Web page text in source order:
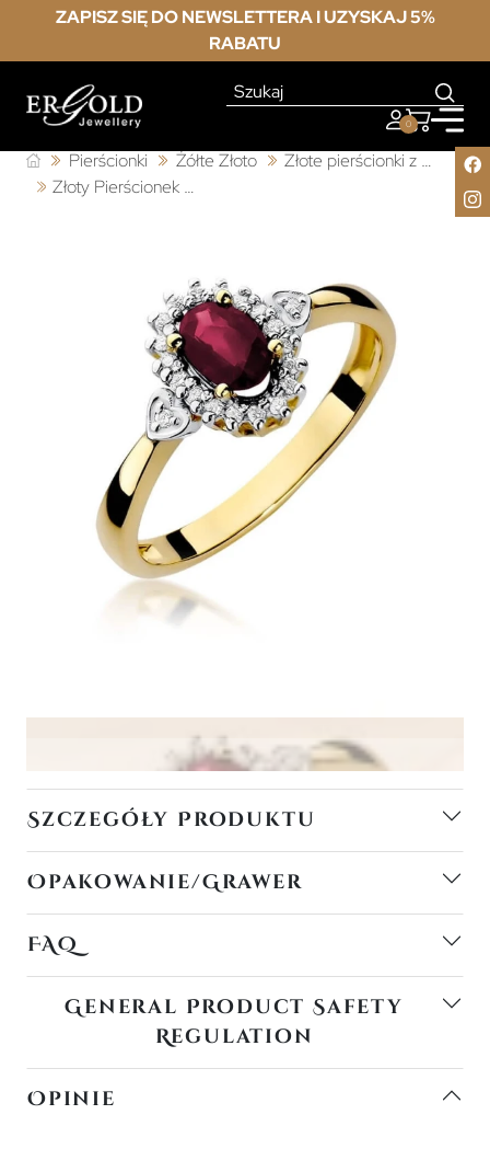
ZAPISZ SIĘ DO NEWSLETTERA I UZYSKAJ 5%
RABATU
0
Pierścionki Żółte Złoto
Złote pierścionki z rubinem
Złoty Pierścionek 585 z diamentem rubin 0,60ct
Szczegóły Produktu
Opakowanie/Grawer
FAQ
General Product Safety
Regulation
Opinie